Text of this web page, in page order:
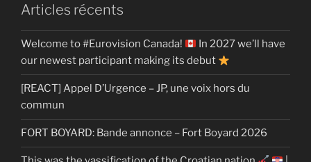
Articles récents
Welcome to #Eurovision Canada!
In 2027 we’ll have
our newest participant making its debut
[REACT] Appel D’Urgence – JP, une voix hors du
commun
FORT BOYARD: Bande annonce – Fort Boyard 2026